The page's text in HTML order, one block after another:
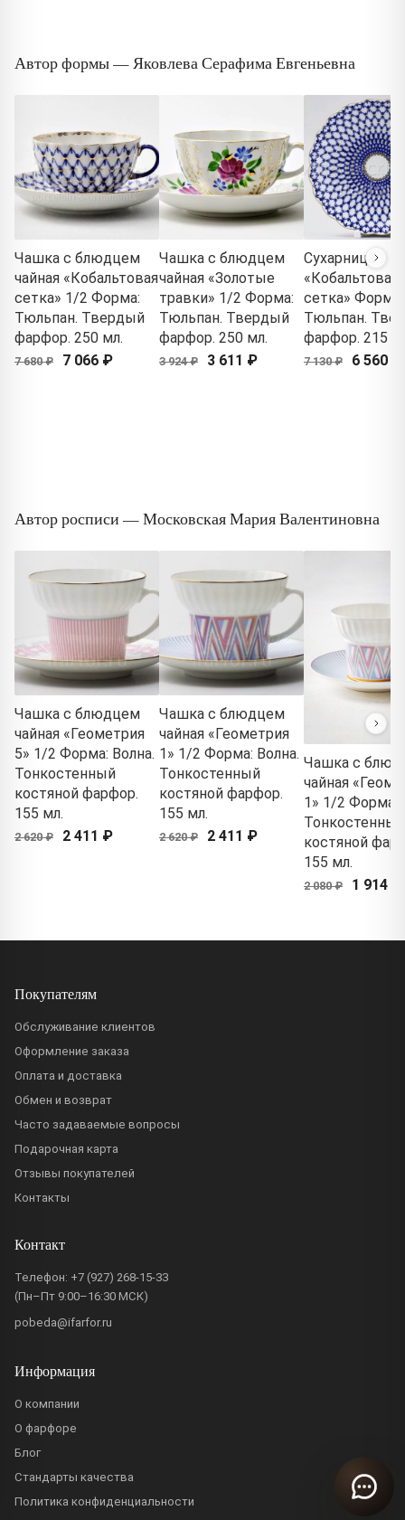
Автор формы — Яковлева Серафима Евгеньевна
Чашка с блюдцем
чайная «Кобальтовая
сетка» 1/2 Форма:
Тюльпан. Твердый
фарфор. 250 мл.
7 680 ₽ 7 066 ₽
Чашка с блюдцем
чайная «Золотые
травки» 1/2 Форма:
Тюльпан. Твердый
фарфор. 250 мл.
3 924 ₽ 3 611 ₽
Сухарница
«Кобальтовая
сетка» Форма:
Тюльпан.
фарфор. 215
7 130 ₽ 6 560 ₽
Автор росписи — Московская Мария Валентиновна
Чашка с блюдцем
чайная «Геометрия
5» 1/2 Форма: Волна.
Тонкостенный
костяной фарфор.
155 мл.
2 620 ₽ 2 411 ₽
Чашка с блюдцем
чайная «Геометрия
1» 1/2 Форма: Волна.
Тонкостенный
костяной фарфор.
155 мл.
2 620 ₽ 2 411 ₽
Чашка с
чайная
1» 1/2 Форма:
Тонкостенный
костяной
155 мл.
2 080 ₽ 1 914 ₽
Покупателям
Обслуживание клиентов
Оформление заказа
Оплата и доставка
Обмен и возврат
Часто задаваемые вопросы
Подарочная карта
Отзывы покупателей
Контакты
Контакт
Телефон: +7 (927) 268-15-33
(Пн–Пт 9:00–16:30 МСК)
pobeda@ifarfor.ru
Информация
О компании
О фарфоре
Блог
Стандарты качества
Политика конфиденциальности